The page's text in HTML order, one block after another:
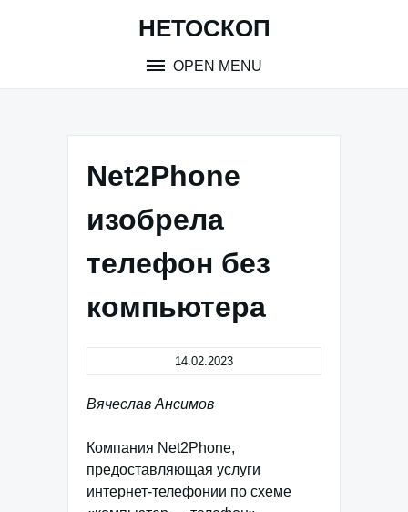
НЕТОСКОП
OPEN MENU
Net2Phone
изобрела
телефон без
компьютера
14.02.2023
Вячеслав Ансимов
Компания Net2Phone,
предоставляющая услуги
интернет-телефонии по схеме